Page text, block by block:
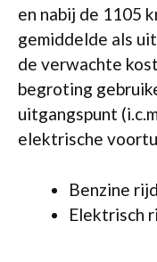
en nabij de 1105
gemiddelde als
de verwachte
begroting
uitgangspunt
elektrische
Benzine
Elektrisch